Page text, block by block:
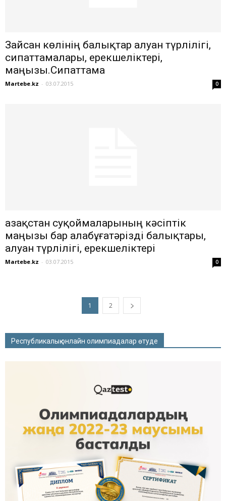
Зайсан көлінің балықтар алуан түрлілігі,
сипаттамалары, ерекшеліктері,
маңызы.Сипаттама
Martebe.kz - 03.07.2015 0
Қазақстан суқоймаларының кәсіптік
маңызы бар алабұғатәрізді балықтары,
алуан түрлілігі, ерекшеліктері
Martebe.kz - 03.07.2015 0
1 2
Республикалық онлайн олимпиадалар өтуде